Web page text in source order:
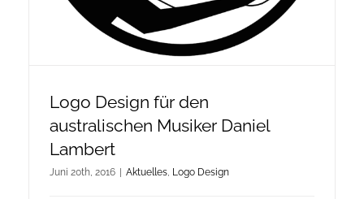
Logo Design für den
australischen Musiker Daniel
Lambert
Juni 20th, 2016 Aktuelles, Logo Design